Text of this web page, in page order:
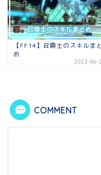
【FF14】召喚士のスキルまと
め
2023-06-
COMMENT